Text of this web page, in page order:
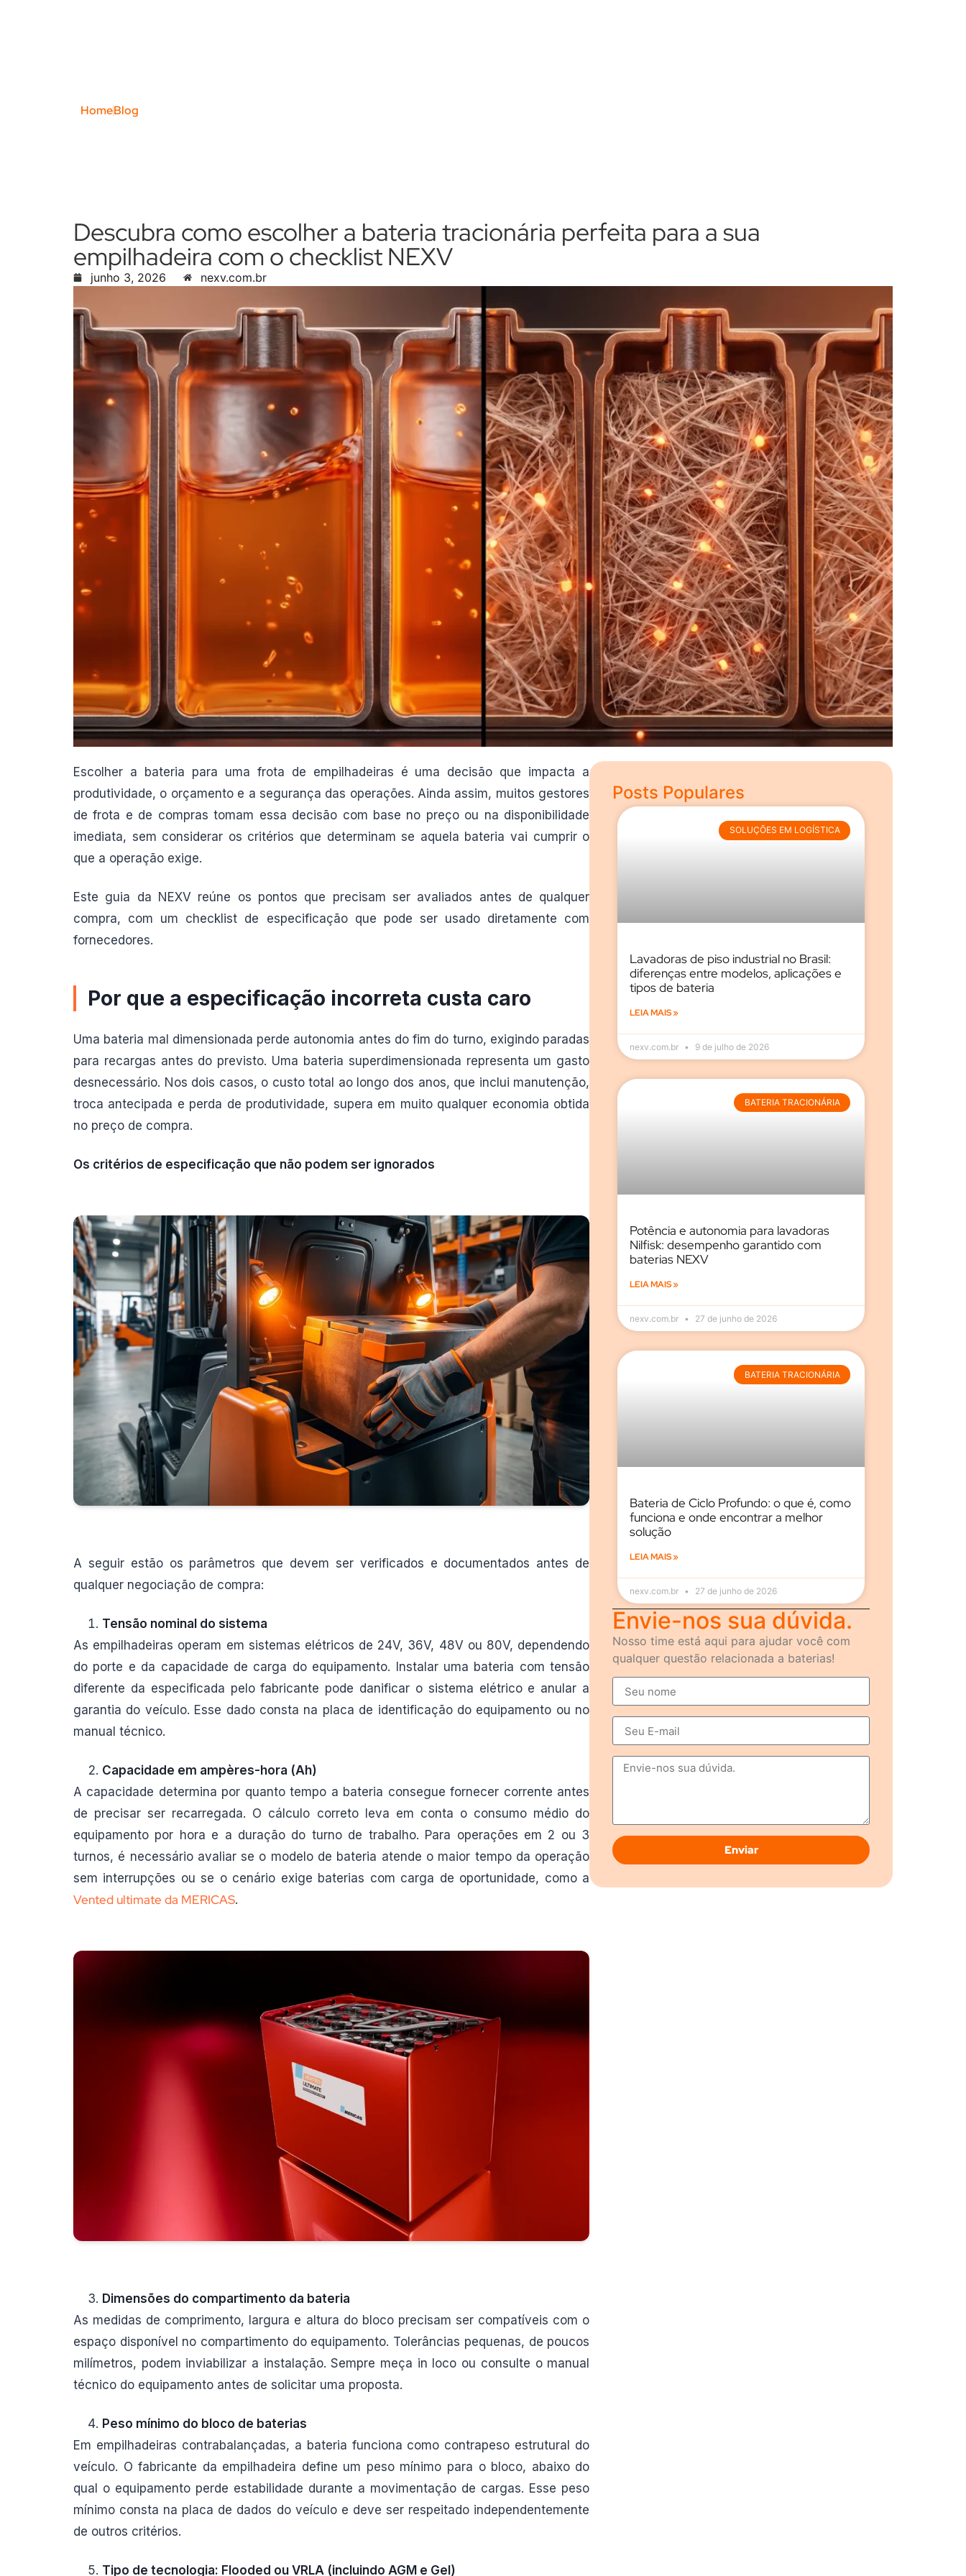
HomeBlog
Descubra como escolher a bateria tracionária perfeita para a sua
empilhadeira com o checklist NEXV
junho 3, 2026 nexv.com.br
Escolher a bateria para uma frota de empilhadeiras é uma decisão que impacta a
produtividade, o orçamento e a segurança das operações. Ainda assim, muitos gestores
de frota e de compras tomam essa decisão com base no preço ou na disponibilidade
imediata, sem considerar os critérios que determinam se aquela bateria vai cumprir o
que a operação exige.
Este guia da NEXV reúne os pontos que precisam ser avaliados antes de qualquer
compra, com um checklist de especificação que pode ser usado diretamente com
fornecedores.
Por que a especificação incorreta custa caro
Uma bateria mal dimensionada perde autonomia antes do fim do turno, exigindo paradas
para recargas antes do previsto. Uma bateria superdimensionada representa um gasto
desnecessário. Nos dois casos, o custo total ao longo dos anos, que inclui manutenção,
troca antecipada e perda de produtividade, supera em muito qualquer economia obtida
no preço de compra.
Os critérios de especificação que não podem ser ignorados
A seguir estão os parâmetros que devem ser verificados e documentados antes de
qualquer negociação de compra:
Tensão nominal do sistema
As empilhadeiras operam em sistemas elétricos de 24V, 36V, 48V ou 80V, dependendo
do porte e da capacidade de carga do equipamento. Instalar uma bateria com tensão
diferente da especificada pelo fabricante pode danificar o sistema elétrico e anular a
garantia do veículo. Esse dado consta na placa de identificação do equipamento ou no
manual técnico.
Capacidade em ampères-hora (Ah)
A capacidade determina por quanto tempo a bateria consegue fornecer corrente antes
de precisar ser recarregada. O cálculo correto leva em conta o consumo médio do
equipamento por hora e a duração do turno de trabalho. Para operações em 2 ou 3
turnos, é necessário avaliar se o modelo de bateria atende o maior tempo da operação
sem interrupções ou se o cenário exige baterias com carga de oportunidade, como a
Vented ultimate da MERICAS.
Dimensões do compartimento da bateria
As medidas de comprimento, largura e altura do bloco precisam ser compatíveis com o
espaço disponível no compartimento do equipamento. Tolerâncias pequenas, de poucos
milímetros, podem inviabilizar a instalação. Sempre meça in loco ou consulte o manual
técnico do equipamento antes de solicitar uma proposta.
Peso mínimo do bloco de baterias
Em empilhadeiras contrabalançadas, a bateria funciona como contrapeso estrutural do
veículo. O fabricante da empilhadeira define um peso mínimo para o bloco, abaixo do
qual o equipamento perde estabilidade durante a movimentação de cargas. Esse peso
mínimo consta na placa de dados do veículo e deve ser respeitado independentemente
de outros critérios.
Tipo de tecnologia: Flooded ou VRLA (incluindo AGM e Gel)
Posts Populares
SOLUÇÕES EM LOGÍSTICA
Lavadoras de piso industrial no Brasil:
diferenças entre modelos, aplicações e
tipos de bateria
LEIA MAIS »
nexv.com.br 9 de julho de 2026
BATERIA TRACIONÁRIA
Potência e autonomia para lavadoras
Nilfisk: desempenho garantido com
baterias NEXV
LEIA MAIS »
nexv.com.br 27 de junho de 2026
BATERIA TRACIONÁRIA
Bateria de Ciclo Profundo: o que é, como
funciona e onde encontrar a melhor
solução
LEIA MAIS »
nexv.com.br 27 de junho de 2026
Envie-nos sua dúvida.
Nosso time está aqui para ajudar você com
qualquer questão relacionada a baterias!
Enviar